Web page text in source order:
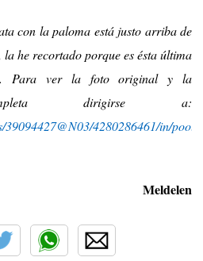
con la paloma está justo arriba de
he recortado porque es ésta última
Para ver la foto original y la
dirigirse a:
4280286461/in/pool-
Meldelen